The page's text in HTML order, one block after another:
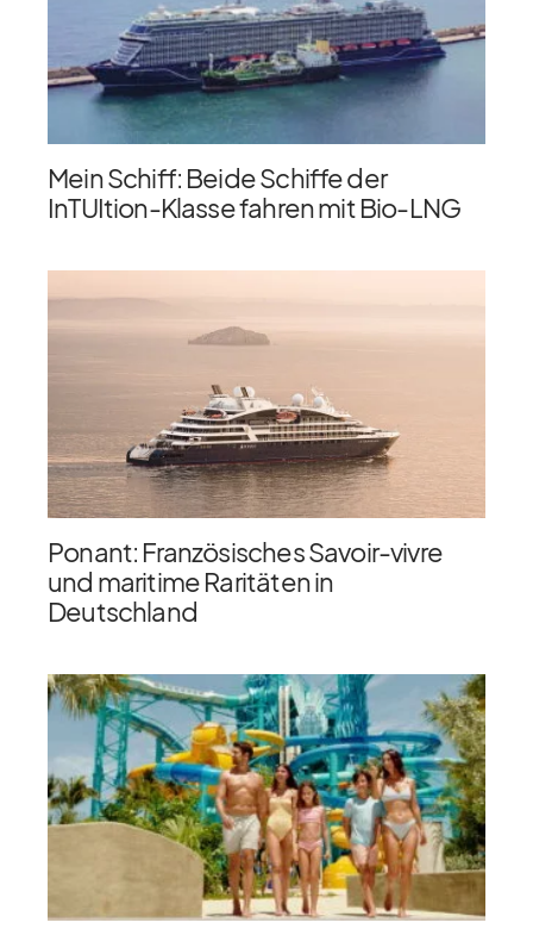
Mein Schiff: Beide Schiffe der
InTUItion-Klasse fahren mit Bio-LNG
Ponant: Französisches Savoir-vivre
und maritime Raritäten in
Deutschland